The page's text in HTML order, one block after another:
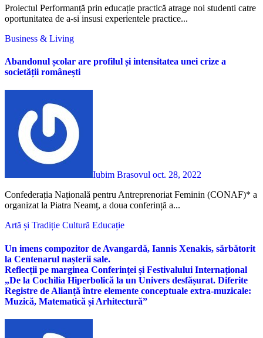
Proiectul Performanță prin educație practică atrage noi studenti catre
oportunitatea de a-si insusi experientele practice...
Business & Living
Abandonul școlar are profilul și intensitatea unei crize a
societății românești
Iubim Brasovul oct. 28, 2022
Confederația Națională pentru Antreprenoriat Feminin (CONAF)* a
organizat la Piatra Neamț, a doua conferință a...
Artă și Tradiție Cultură Educație
Un imens compozitor de Avangardă, Iannis Xenakis, sărbătorit
la Centenarul nașterii sale.
Reflecții pe marginea Conferinței și Festivalului Internațional
„De la Cochilia Hiperbolică la un Univers desfășurat. Diferite
Registre de Alianță între elemente conceptuale extra-muzicale:
Muzică, Matematică și Arhitectură”